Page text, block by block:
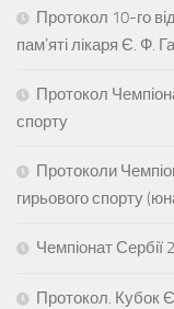
Протокол 10-го
памʼяті лікаря Є. Ф.
Протокол
спорту
Протоколи
гирьового спорту
Чемпіонат Сербії
Протокол. Кубок